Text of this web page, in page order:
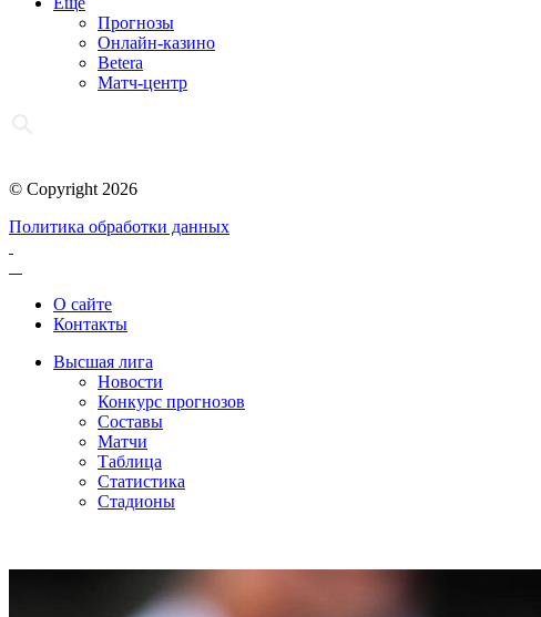
Прогнозы
Онлайн-казино
Betera
Матч-центр
© Copyright 2026
Политика обработки данных
О сайте
Контакты
Высшая лига
Новости
Конкурс прогнозов
Составы
Матчи
Таблица
Статистика
Стадионы